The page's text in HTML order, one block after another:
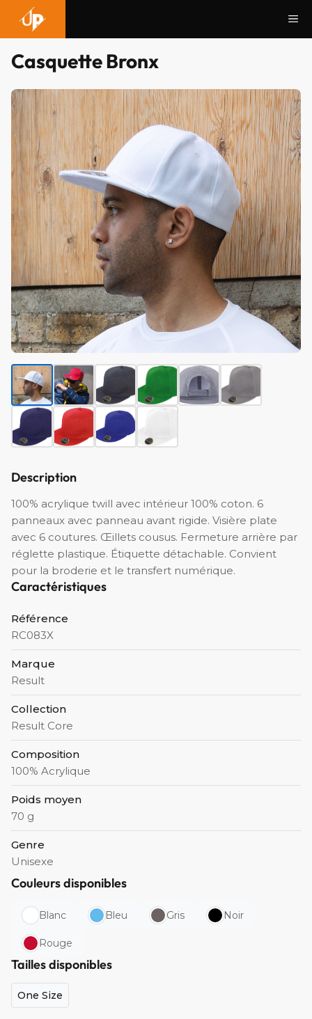
contenu
Casquette Bronx
Description
100% acrylique twill avec intérieur 100% coton. 6
panneaux avec panneau avant rigide. Visière plate
avec 6 coutures. Œillets cousus. Fermeture arrière par
réglette plastique. Étiquette détachable. Convient
pour la broderie et le transfert numérique.
Caractéristiques
Référence
RC083X
Marque
Result
Collection
Result Core
Composition
100% Acrylique
Poids moyen
70 g
Genre
Unisexe
Couleurs disponibles
Blanc Bleu Gris Noir
Rouge
Tailles disponibles
One Size